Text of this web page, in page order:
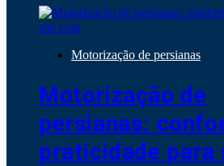
Motorização de persianas
Motorização de
persianas:
praticidade para